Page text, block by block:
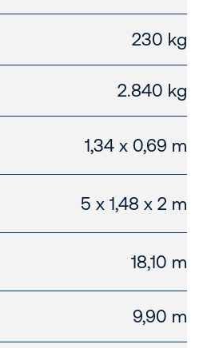
230 kg
2.840 kg
1,34 x 0,69 m
5 x 1,48 x 2 m
18,10 m
9,90 m